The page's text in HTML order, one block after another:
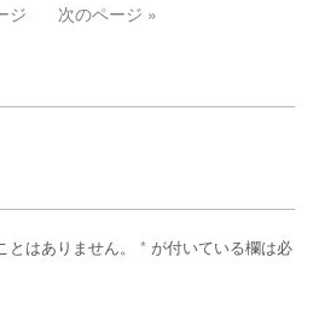
ジ 次のページ »
はありません。 * が付いている欄は必